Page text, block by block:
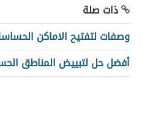
ذات صلة
وصفات لتفتيح الاماكن
أفضل حل لتبييض المناطق